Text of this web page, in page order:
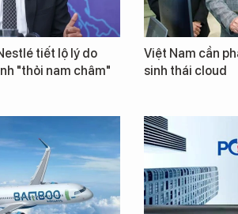
tiết lộ lý do
"thỏi nam châm"
Việt Nam cần
sinh thái cloud